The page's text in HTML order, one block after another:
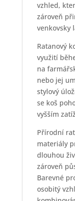
vzhled,
zároveň
venkovsky
Ratanový
využití
na
nebo jej
stylový
se koš
vyšším
Přírodní
materiály
dlouhou
zároveň
Barevné
osobitý